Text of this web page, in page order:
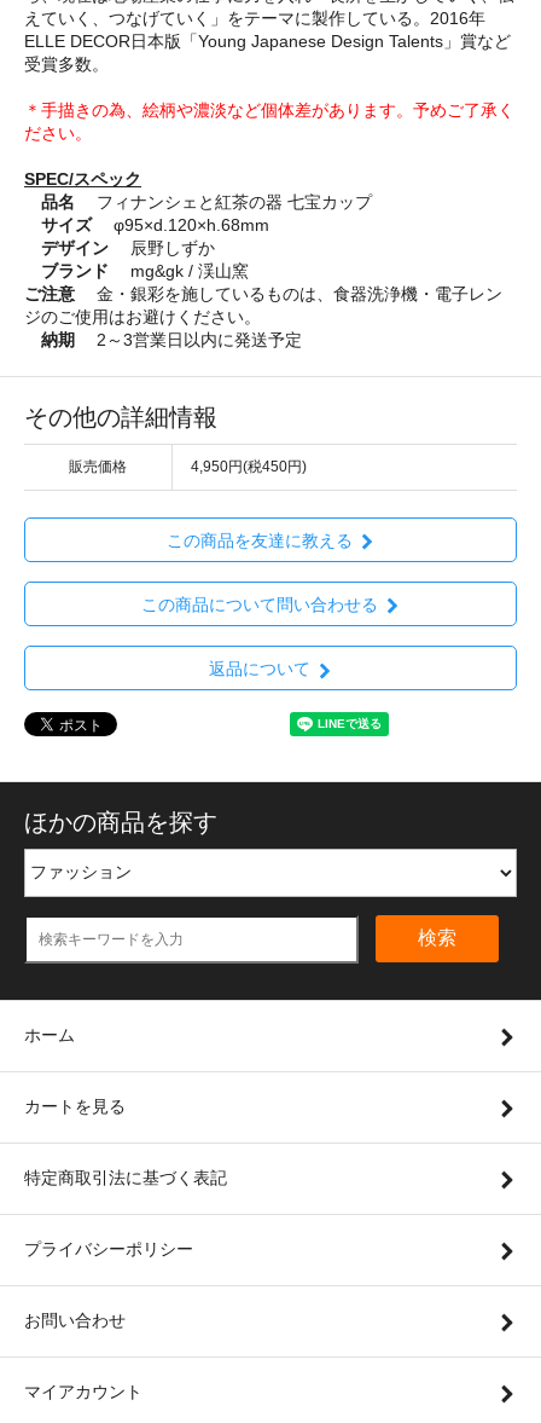
えていく、つなげていく」をテーマに製作している。2016年
ELLE DECOR日本版「Young Japanese Design Talents」賞など
受賞多数。
＊手描きの為、絵柄や濃淡など個体差があります。予めご了承く
ださい。
SPEC/スペック
品名
フィナンシェと紅茶の器 七宝カップ
サイズ
φ95×d.120×h.68mm
デザイン
辰野しずか
ブランド mg&gk / 渓山窯
ご注意 金・銀彩を施しているものは、食器洗浄機・電子レン
ジのご使用はお避けください。
納期
2～3営業日以内に発送予定
その他の詳細情報
販売価格 4,950円(税450円)
この商品を友達に教える
この商品について問い合わせる
返品について
ほかの商品を探す
検索
ホーム
カートを見る
特定商取引法に基づく表記
プライバシーポリシー
お問い合わせ
マイアカウント